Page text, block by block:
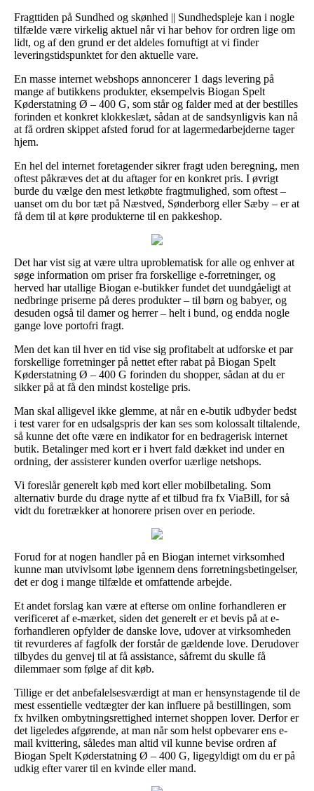
Fragttiden på Sundhed og skønhed || Sundhedspleje kan i nogle
tilfælde være virkelig aktuel når vi har behov for ordren lige om
lidt, og af den grund er det aldeles fornuftigt at vi finder
leveringstidspunktet for den aktuelle vare.
En masse internet webshops annoncerer 1 dags levering på
mange af butikkens produkter, eksempelvis Biogan Spelt
Køderstatning Ø – 400 G, som står og falder med at der bestilles
forinden et konkret klokkeslæt, sådan at de sandsynligvis kan nå
at få ordren skippet afsted forud for at lagermedarbejderne tager
hjem.
En hel del internet foretagender sikrer fragt uden beregning, men
oftest påkræves det at du aftager for en konkret pris. I øvrigt
burde du vælge den mest letkøbte fragtmulighed, som oftest –
uanset om du bor tæt på Næstved, Sønderborg eller Sæby – er at
få dem til at køre produkterne til en pakkeshop.
Det har vist sig at være ultra uproblematisk for alle og enhver at
søge information om priser fra forskellige e-forretninger, og
herved har utallige Biogan e-butikker fundet det uundgåeligt at
nedbringe priserne på deres produkter – til børn og babyer, og
desuden også til damer og herrer – helt i bund, og endda nogle
gange love portofri fragt.
Men det kan til hver en tid vise sig profitabelt at udforske et par
forskellige forretninger på nettet efter rabat på Biogan Spelt
Køderstatning Ø – 400 G forinden du shopper, sådan at du er
sikker på at få den mindst kostelige pris.
Man skal alligevel ikke glemme, at når en e-butik udbyder bedst
i test varer for en udsalgspris der kan ses som kolossalt tiltalende,
så kunne det ofte være en indikator for en bedragerisk internet
butik. Betalinger med kort er i hvert fald dækket ind under en
ordning, der assisterer kunden overfor uærlige netshops.
Vi foreslår generelt køb med kort eller mobilbetaling. Som
alternativ burde du drage nytte af et tilbud fra fx ViaBill, for så
vidt du foretrækker at honorere prisen over en periode.
Forud for at nogen handler på en Biogan internet virksomhed
kunne man utvivlsomt løbe igennem dens forretningsbetingelser,
det er dog i mange tilfælde et omfattende arbejde.
Et andet forslag kan være at efterse om online forhandleren er
verificeret af e-mærket, siden det generelt er et bevis på at e-
forhandleren opfylder de danske love, udover at virksomheden
tit revurderes af fagfolk der forstår de gældende love. Derudover
tilbydes du genvej til at få assistance, såfremt du skulle få
dilemmaer som følge af dit køb.
Tillige er det anbefalelsesværdigt at man er hensynstagende til de
mest essentielle vedtægter der kan influere på bestillingen, som
fx hvilken ombytningsrettighed internet shoppen lover. Derfor er
det ligeledes afgørende, at man når som helst opbevarer ens e-
mail kvittering, således man altid vil kunne bevise ordren af
Biogan Spelt Køderstatning Ø – 400 G, ligegyldigt om du er på
udkig efter varer til en kvinde eller mand.